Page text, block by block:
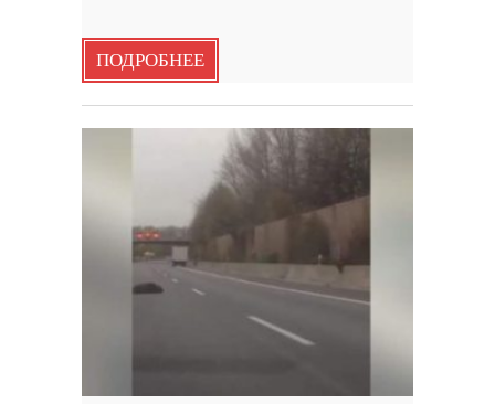
ПОДРОБНЕЕ